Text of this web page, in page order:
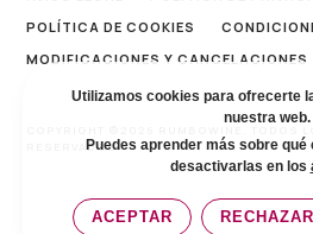
POLÍTICA DE COOKIES
MODIFICACIONES Y CANCELACIONES
RESERVADOS.
Utilizamos cookies para ofrecerte
nuestra web.
Puedes aprender más sobre
desactivarlas en los
ACEPTAR RECHAZAR